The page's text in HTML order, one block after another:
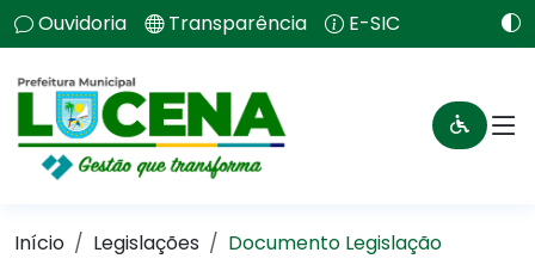
Ouvidoria Transparência E-SIC
Início Legislações Documento Legislação